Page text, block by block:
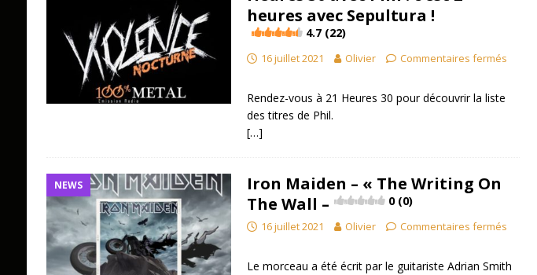
heures avec Sepultura !
4.7 (22)
16 juillet 2021 Olivier Commentaires fermés
Rendez-vous à 21 Heures 30 pour découvrir la liste
des titres de Phil.
[…]
NEWS
Iron Maiden – « The Writing On
The Wall –
0 (0)
16 juillet 2021 Olivier Commentaires fermés
Le morceau a été écrit par le guitariste Adrian Smith